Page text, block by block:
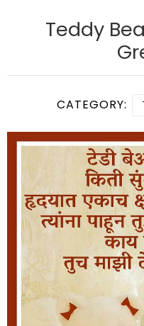
Teddy
CATEGORY: